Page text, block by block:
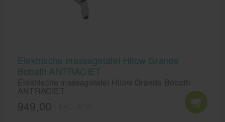
Elektrische massagetafel Hilow Grande
Bobath ANTRACIET
Elektrische massagetafel Hilow Grande Bobath
ANTRACIET
949,00